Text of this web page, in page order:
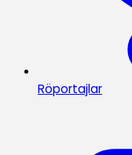
Röportajlar